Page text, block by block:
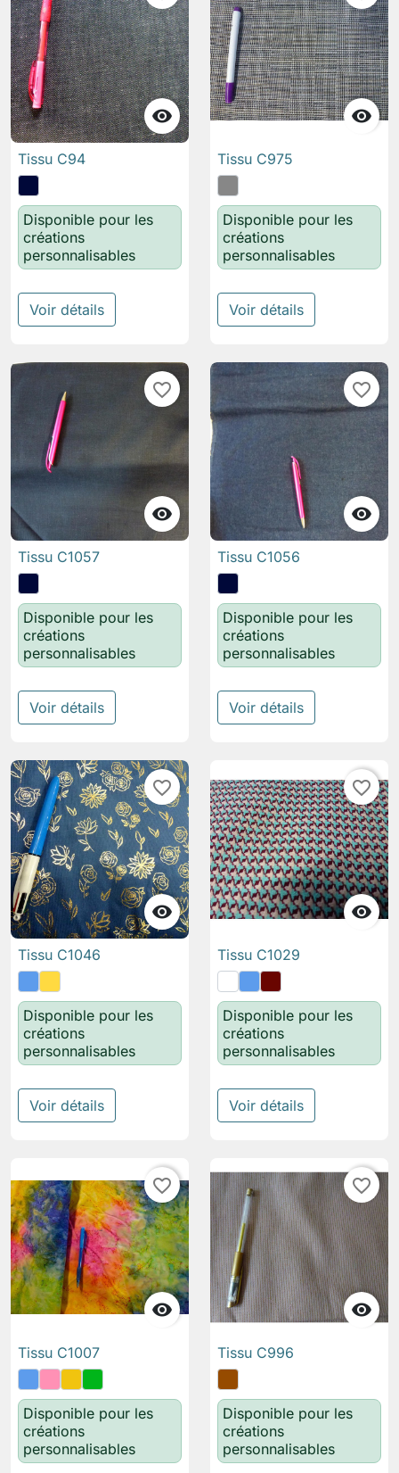

Tissu C94
Disponible pour les
créations
personnalisables
Voir détails

Tissu C975
Disponible pour les
créations
personnalisables
Voir détails

favorite_border
Tissu C1057
Disponible pour les
créations
personnalisables
Voir détails

favorite_border
Tissu C1056
Disponible pour les
créations
personnalisables
Voir détails

favorite_border
Tissu C1046
Disponible pour les
créations
personnalisables
Voir détails

favorite_border
Tissu C1029
Disponible pour les
créations
personnalisables
Voir détails

favorite_border
Tissu C1007
Disponible pour les
créations
personnalisables

favorite_border
Tissu C996
Disponible pour les
créations
personnalisables